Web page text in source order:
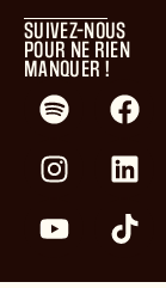
SUIVEZ-NOUS
POUR NE RIEN
MANQUER !